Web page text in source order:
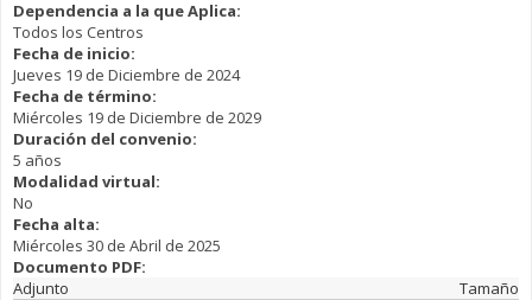
Dependencia a la que Aplica:
Todos los Centros
Fecha de inicio:
Jueves 19 de Diciembre de 2024
Fecha de término:
Miércoles 19 de Diciembre de 2029
Duración del convenio:
5 años
Modalidad virtual:
No
Fecha alta:
Miércoles 30 de Abril de 2025
Documento PDF:
Adjunto
Tamaño